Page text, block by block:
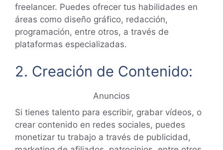
freelancer. Puedes ofrecer tus habilidades en
áreas como diseño gráfico, redacción,
programación, entre otros, a través de
plataformas especializadas.
2. Creación de Contenido:
Anuncios
Si tienes talento para escribir, grabar vídeos, o
crear contenido en redes sociales, puedes
monetizar tu trabajo a través de publicidad,